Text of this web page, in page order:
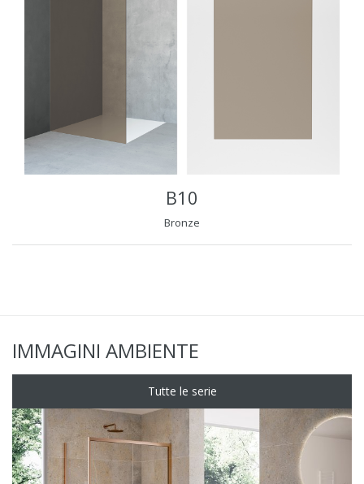
B10
Bronze
IMMAGINI AMBIENTE
Tutte le serie